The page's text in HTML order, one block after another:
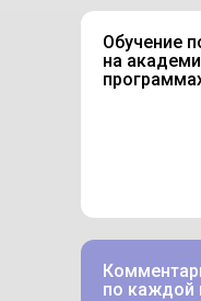
по каждой
Обучение
на